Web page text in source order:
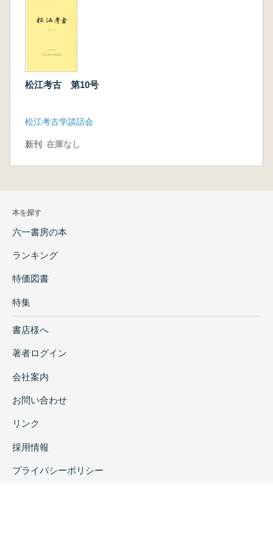
松江考古 第10号
松江考古学談話会
新刊 在庫なし
本を探す
六一書房の本
ランキング
特価図書
特集
書店様へ
著者ログイン
会社案内
お問い合わせ
リンク
採用情報
プライバシーポリシー